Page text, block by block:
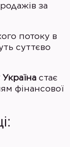
за
потоку в
суттєво
Україна стає
фінансової